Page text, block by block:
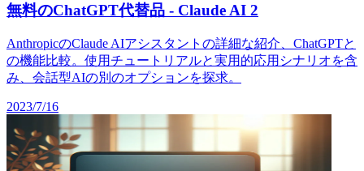
無料のChatGPT代替品 - Claude AI 2
AnthropicのClaude AIアシスタントの詳細な紹介、ChatGPTと
の機能比較。使用チュートリアルと実用的応用シナリオを含
み、会話型AIの別のオプションを探求。
2023/7/16